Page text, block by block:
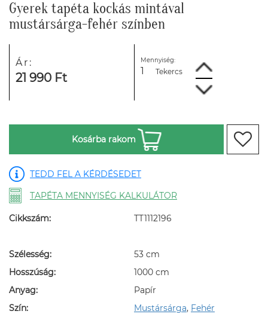
Gyerek tapéta kockás mintával
mustársárga-fehér színben
Ár:
21 990 Ft
Mennyiség:
Tekercs
Kosárba rakom
TEDD FEL A KÉRDÉSEDET
TAPÉTA MENNYISÉG KALKULÁTOR
Cikkszám: TT1112196
Szélesség:
53 cm
Hosszúság:
1000 cm
Anyag:
Papír
Szín:
Mustársárga, Fehér